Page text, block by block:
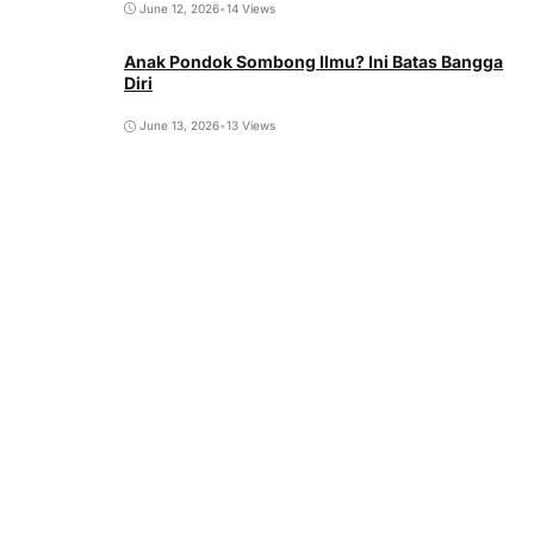
June 12, 2026•14 Views
Anak Pondok Sombong Ilmu? Ini Batas Bangga
Diri
June 13, 2026•13 Views